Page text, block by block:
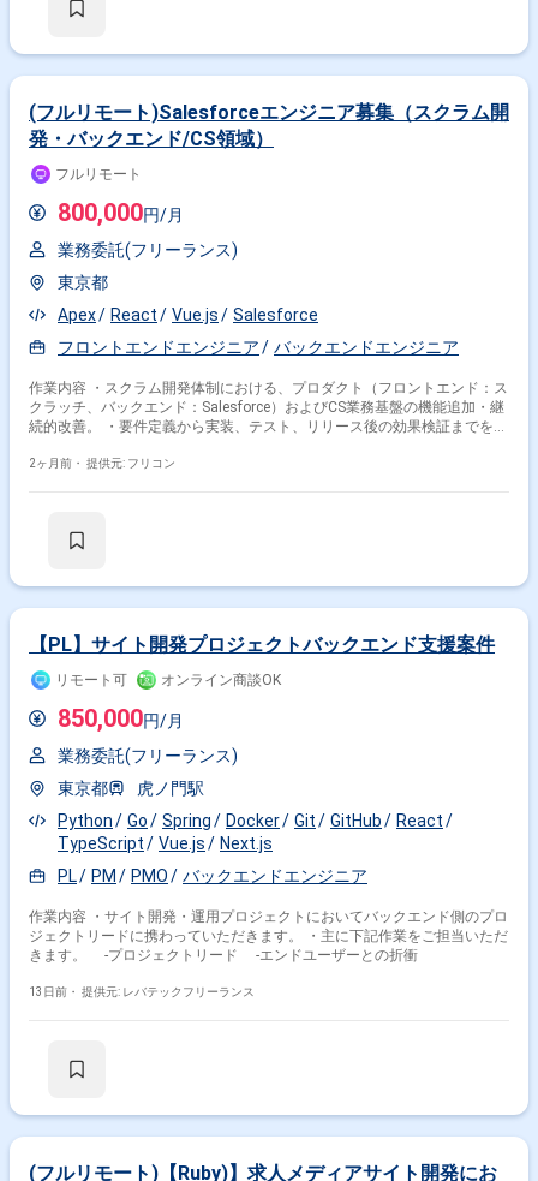
(フルリモート)Salesforceエンジニア募集（スクラム開
発・バックエンド/CS領域）
フルリモート
800,000円/月
業務委託(フリーランス)
東京都
Apex
React Vue.js
Salesforce
フロントエンドエンジニア
バックエンドエンジニア
作業内容 ・スクラム開発体制における、プロダクト（フロントエンド：ス
クラッチ、バックエンド：Salesforce）およびCS業務基盤の機能追加・継
続的改善。 ・要件定義から実装、テスト、リリース後の効果検証までをア
2ヶ月前・ 提供元: フリコン
【PL】サイト開発プロジェクトバックエンド支援案件
リモート可 オンライン商談OK
850,000円/月
業務委託(フリーランス)
東京都
虎ノ門駅
Python
Go Spring Docker Git GitHub
React
TypeScript
Vue.js
Next.js
PL
PM PMO バックエンドエンジニア
作業内容 ・サイト開発・運用プロジェクトにおいてバックエンド側のプロ
ジェクトリードに携わっていただきます。 ・主に下記作業をご担当いただ
きます。 -プロジェクトリード -エンドユーザーとの折衝
13日前・ 提供元: レバテックフリーランス
(フルリモート)【Ruby)】求人メディアサイト開発にお